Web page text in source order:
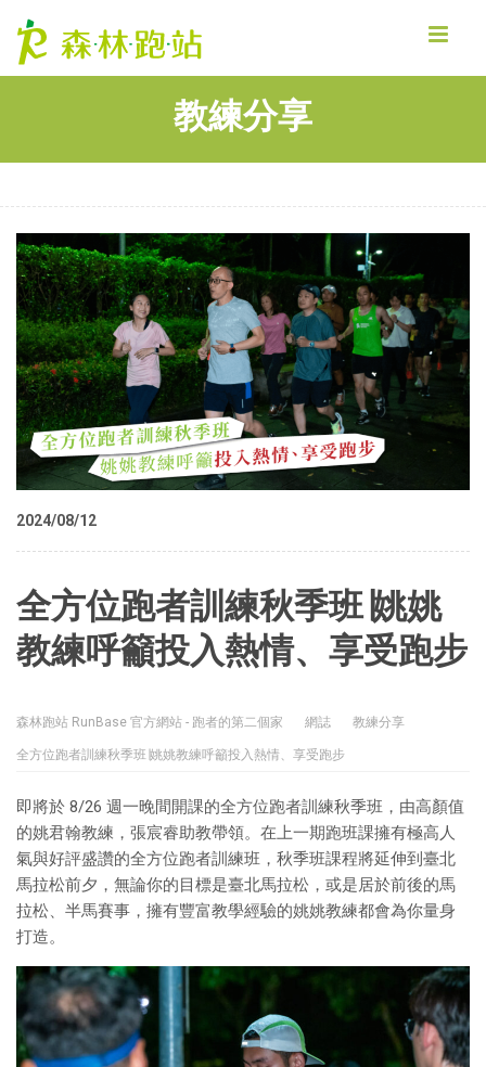
教練分享
2024/08/12
全方位跑者訓練秋季班∣姚姚
教練呼籲投入熱情、享受跑步
森林跑站 RunBase 官方網站 - 跑者的第二個家 網誌 教練分享
全方位跑者訓練秋季班∣姚姚教練呼籲投入熱情、享受跑步
即將於 8/26 週一晚間開課的全方位跑者訓練秋季班，由高顏值
的姚君翰教練，張宸睿助教帶領。在上一期跑班課擁有極高人
氣與好評盛讚的全方位跑者訓練班，秋季班課程將延伸到臺北
馬拉松前夕，無論你的目標是臺北馬拉松，或是居於前後的馬
拉松、半馬賽事，擁有豐富教學經驗的姚姚教練都會為你量身
打造。